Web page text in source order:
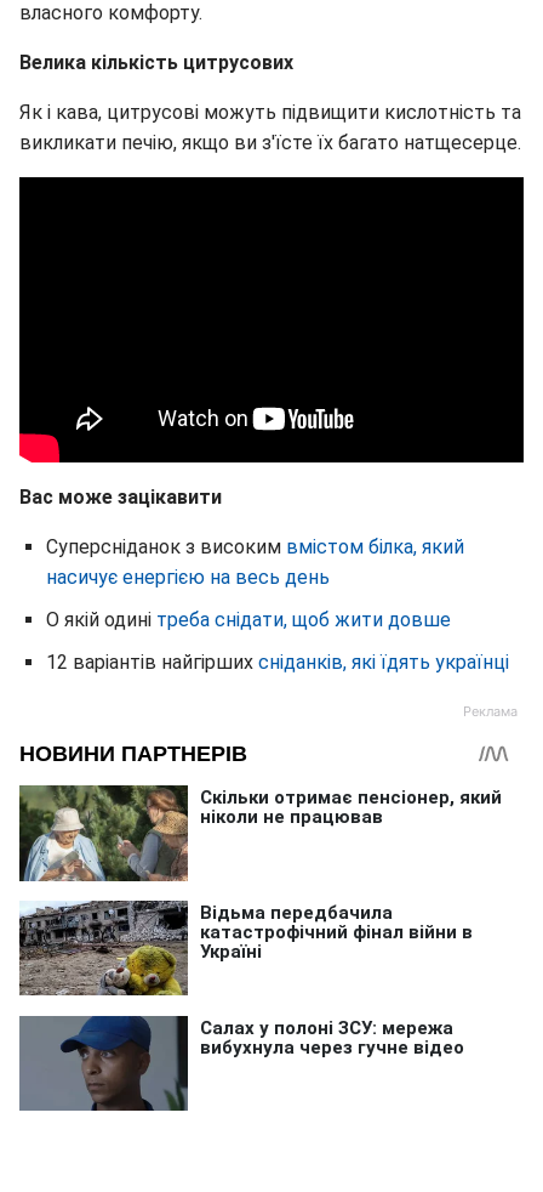
власного комфорту.
Велика кількість цитрусових
Як і кава, цитрусові можуть підвищити кислотність та
викликати печію, якщо ви з'їсте їх багато натщесерце.
Вас може зацікавити
Суперсніданок з високим вмістом білка, який
насичує енергією на весь день
О якій одині треба снідати, щоб жити довше
12 варіантів найгірших сніданків, які їдять українці